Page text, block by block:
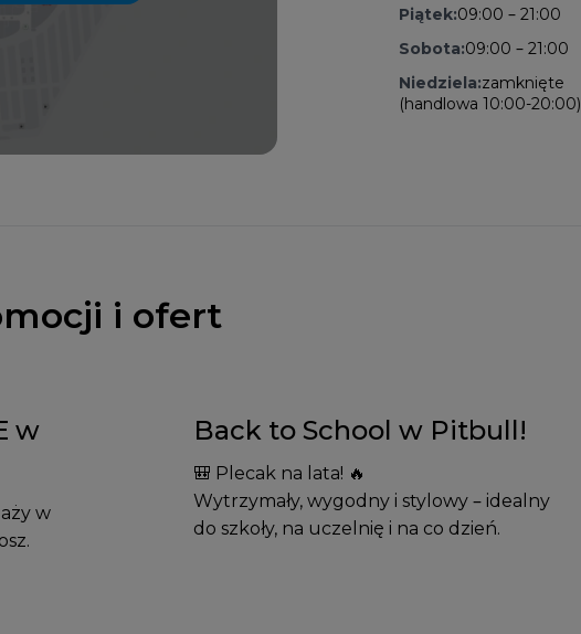
Piątek:09:00 – 21:00
Sobota:09:00 – 21:00
Niedziela:zamknięte
(handlowa 10:00-20:00)
i ofert
w
w
Back to School w Pitbull!
🎒 Plecak na lata! 🔥
Wytrzymały, wygodny i stylowy – idealny
do szkoły, na uczelnię i na co dzień.